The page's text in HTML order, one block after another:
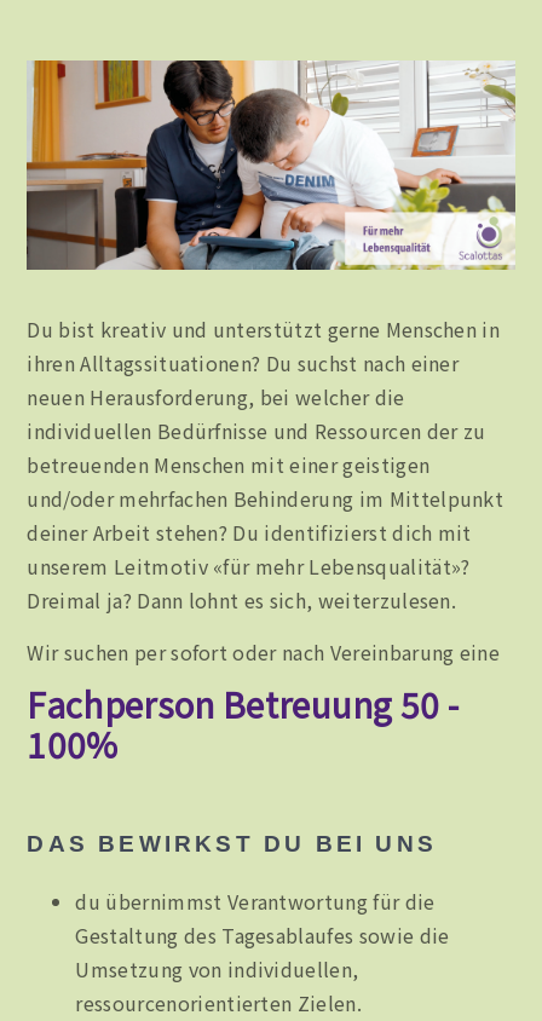
Du bist kreativ und unterstützt gerne Menschen in
ihren Alltagssituationen? Du suchst nach einer
neuen Herausforderung, bei welcher die
individuellen Bedürfnisse und Ressourcen der zu
betreuenden Menschen mit einer geistigen
und/oder mehrfachen Behinderung im Mittelpunkt
deiner Arbeit stehen? Du identifizierst dich mit
unserem Leitmotiv «für mehr Lebensqualität»?
Dreimal ja? Dann lohnt es sich, weiterzulesen.
Wir suchen per sofort oder nach Vereinbarung eine
Fachperson Betreuung 50 -
100%
DAS BEWIRKST DU BEI UNS
du übernimmst Verantwortung für die
Gestaltung des Tagesablaufes sowie die
Umsetzung von individuellen,
ressourcenorientierten Zielen.